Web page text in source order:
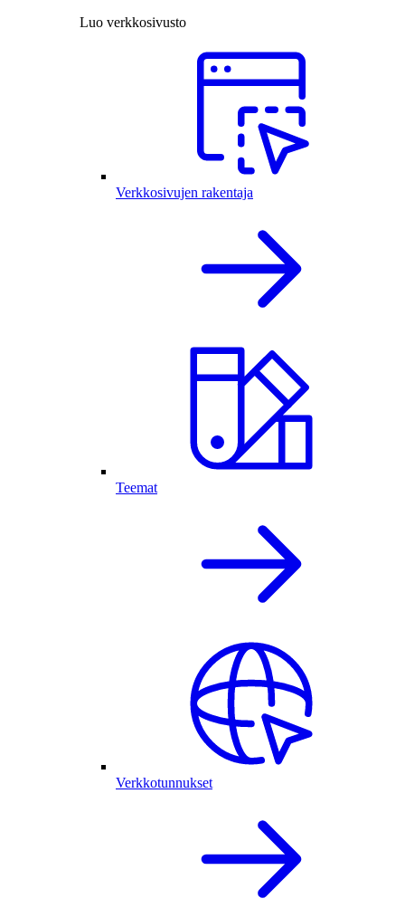
Luo verkkosivusto
Verkkosivujen rakentaja
Teemat
Verkkotunnukset